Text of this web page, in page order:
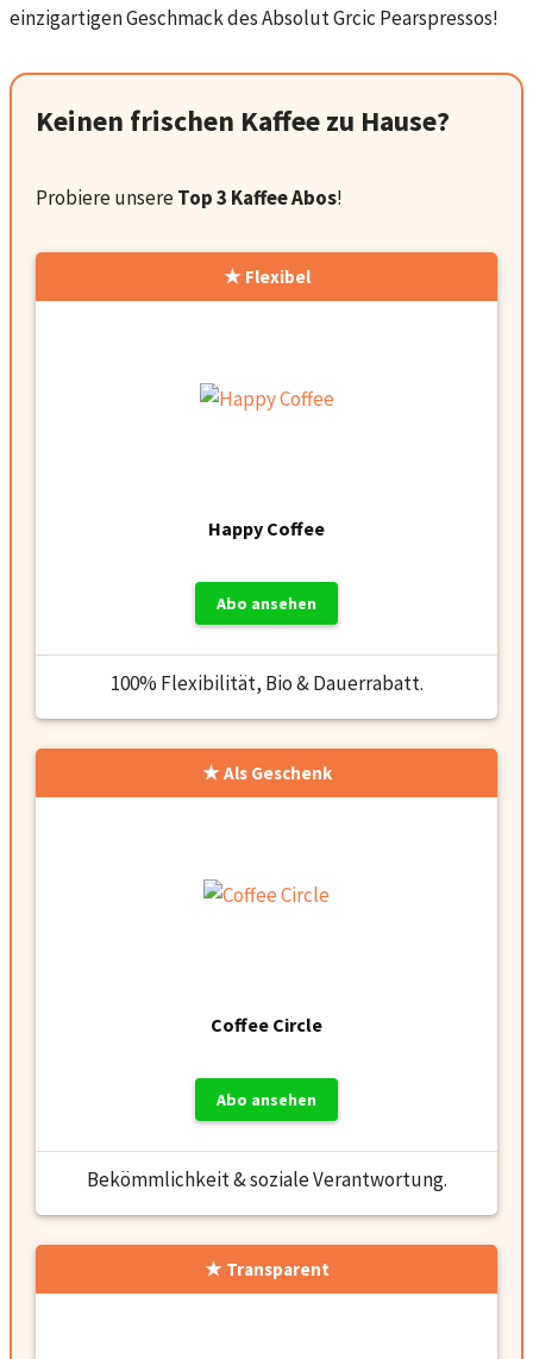
einzigartigen Geschmack des Absolut Grcic Pearspressos!
Keinen frischen Kaffee zu Hause?
Probiere unsereTop 3 Kaffee Abos!
Flexibel
Happy Coffee
Abo ansehen
100% Flexibilität, Bio & Dauerrabatt.
Als Geschenk
Coffee Circle
Abo ansehen
Bekömmlichkeit & soziale Verantwortung.
Transparent